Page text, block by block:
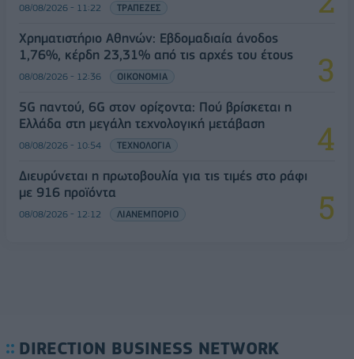
08/08/2026 - 11:22 ΤΡΑΠΕΖΕΣ
Χρηματιστήριο Αθηνών: Εβδομαδιαία άνοδος
1,76%, κέρδη 23,31% από τις αρχές του έτους
08/08/2026 - 12:36 ΟΙΚΟΝΟΜΙΑ
5G παντού, 6G στον ορίζοντα: Πού βρίσκεται η
Ελλάδα στη μεγάλη τεχνολογική μετάβαση
08/08/2026 - 10:54 ΤΕΧΝΟΛΟΓΙΑ
Διευρύνεται η πρωτοβουλία για τις τιμές στο ράφι
με 916 προϊόντα
08/08/2026 - 12:12 ΛΙΑΝΕΜΠΟΡΙΟ
DIRECTION BUSINESS NETWORK